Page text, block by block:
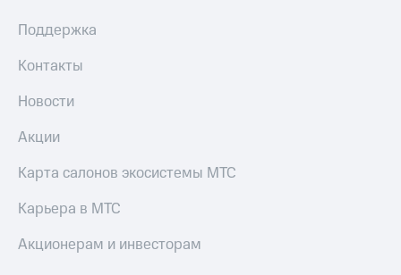
Поддержка
Контакты
Новости
Акции
Карта салонов экосистемы МТС
Карьера в МТС
Акционерам и инвесторам